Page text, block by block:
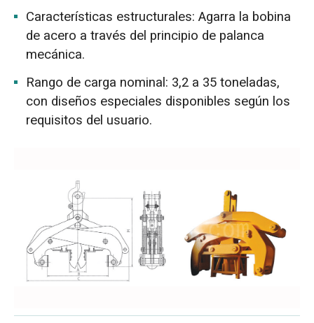
Características estructurales: Agarra la bobina
de acero a través del principio de palanca
mecánica.
Rango de carga nominal: 3,2 a 35 toneladas,
con diseños especiales disponibles según los
requisitos del usuario.